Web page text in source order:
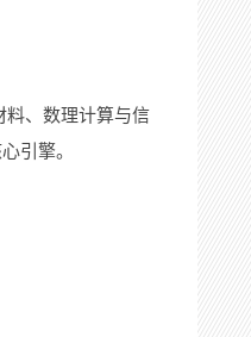
料、数理计算与信
引擎。